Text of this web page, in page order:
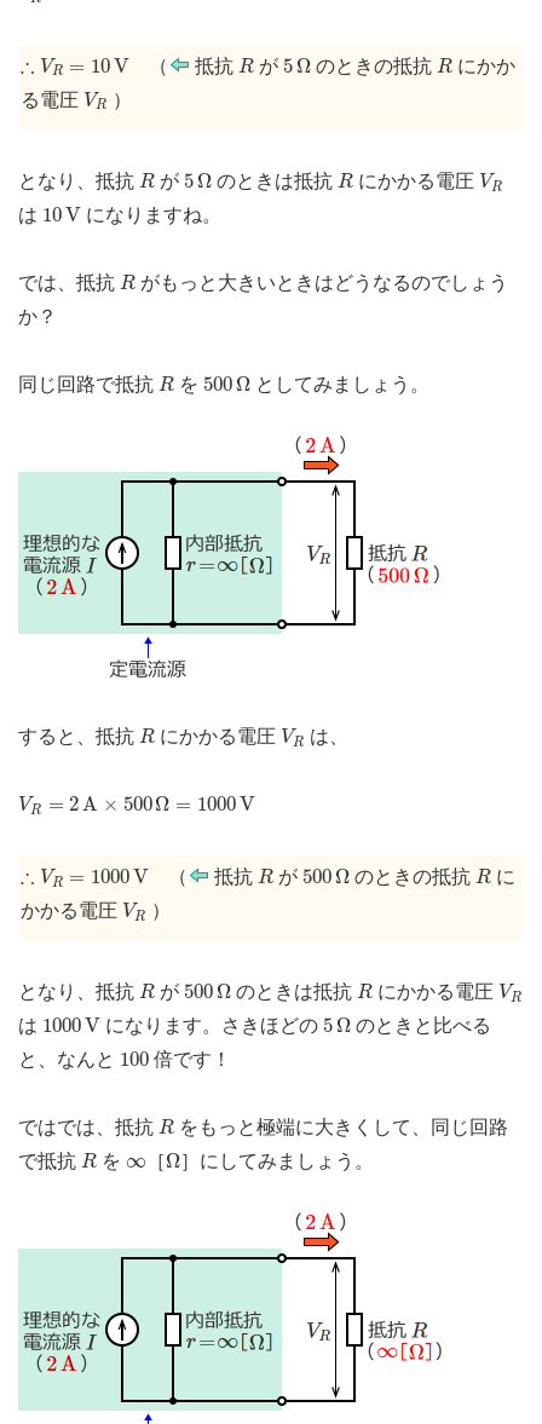
∴ VR = 10V
VR 10V （ 抵抗 R
Rが 5Ω
5 Ωのときの抵抗 R
Rにかか
る電圧 VR
VR ）
となり、抵抗 R
R が 5Ω
5 Ωのときは抵抗 R
Rにかかる電圧 VR
VR
は 10V
10Vになりますね。
では、抵抗 R
R がもっと大きいときはどうなるのでしょう
か？
同じ回路で抵抗 R
R を 500Ω
500 Ωとしてみましょう。
すると、抵抗 R
R にかかる電圧 VR
VR は、
VR = 2A × 500Ω = 1000V
VR A × 500Ω=1000 V
∴ VR = 1000V
∴ VR 1000V （ 抵抗 R
Rが 500Ω
500 Ωのときの抵抗 R
Rに
かかる電圧 VR
VR ）
となり、抵抗 R
R が 500Ω
500 Ωのときは抵抗 R
Rにかかる電圧 VR
VR
は 1000V
1000Vになります。さきほどの 5Ω
5 Ωのときと比べる
と、なんと 100
100 倍です！
ではでは、抵抗 R
R をもっと極端に大きくして、同じ回路
で抵抗 R
R を ∞
∞ ［Ω
Ω］にしてみましょう。